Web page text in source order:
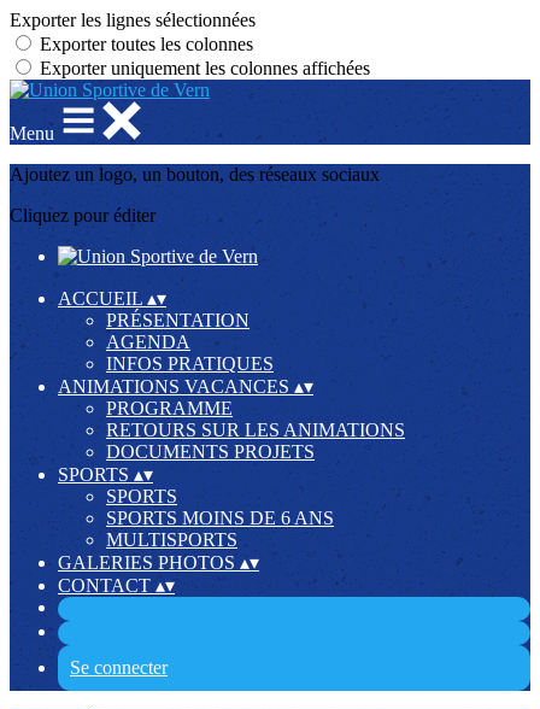
Exporter les lignes sélectionnées
Exporter toutes les colonnes
Exporter uniquement les colonnes affichées
Menu
Ajoutez un logo, un bouton, des réseaux sociaux
Cliquez pour éditer
ACCUEIL▴▾
PRÉSENTATION
AGENDA
INFOS PRATIQUES
ANIMATIONS VACANCES ▴▾
PROGRAMME
RETOURS SUR LES ANIMATIONS
DOCUMENTS PROJETS
SPORTS ▴▾
SPORTS
SPORTS MOINS DE 6 ANS
MULTISPORTS
GALERIES PHOTOS ▴▾
CONTACT ▴▾
Se connecter